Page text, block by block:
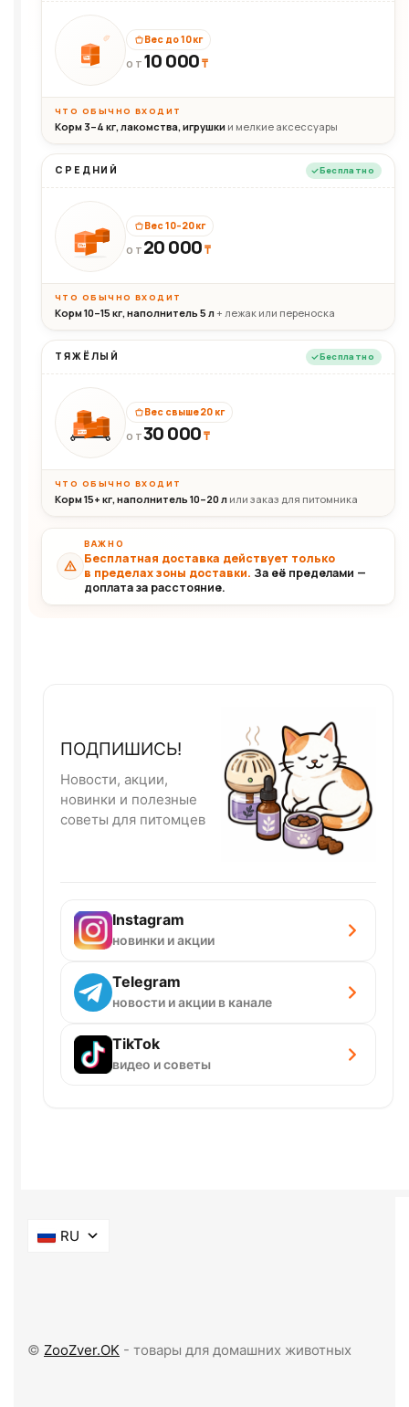
10кг
Вес до 10 кг
ОТ 10 000₸
ЧТО ОБЫЧНО ВХОДИТ
Корм 3–4 кг, лакомства, игрушки и мелкие аксессуары
СРЕДНИЙ Бесплатно
20кг
Вес 10–20 кг
ОТ 20 000₸
ЧТО ОБЫЧНО ВХОДИТ
Корм 10–15 кг, наполнитель 5 л+ лежак или переноска
ТЯЖЁЛЫЙ Бесплатно
30+кг
Вес свыше 20 кг
ОТ30 000₸
ЧТО ОБЫЧНО ВХОДИТ
Корм 15+ кг, наполнитель 10–20 л или заказ для питомника
ВАЖНО
Бесплатная доставка действует только
в пределах зоны доставки. За её пределами —
доплата за расстояние.
ПОДПИШИСЬ!
Новости, акции,
новинки и полезные
советы для питомцев
Instagram
новинки и акции
Telegram
новости и акции в канале
TikTok
видео и советы
RU
© ZooZver.OK - товары для домашних животных